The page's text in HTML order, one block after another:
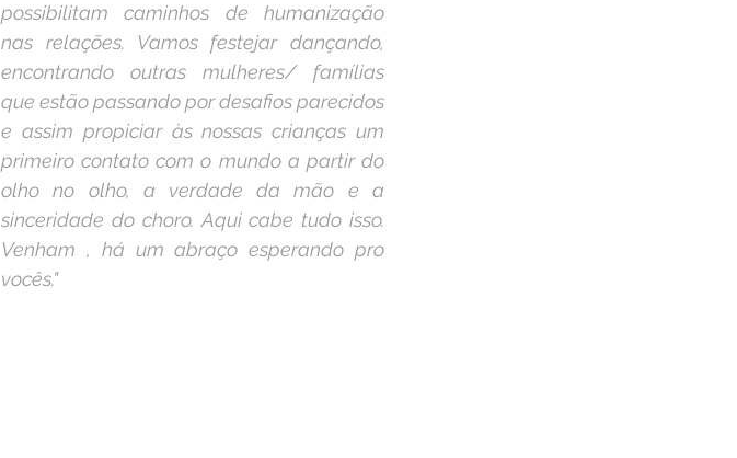
possibilitam caminhos de humanização
nas relações. Vamos festejar dançando,
encontrando outras mulheres/ famílias
que estão passando por desafios parecidos
e assim propiciar às nossas crianças um
primeiro contato com o mundo a partir do
olho no olho, a verdade da mão e a
sinceridade do choro. Aqui cabe tudo isso.
Venham , há um abraço esperando pro
vocês."